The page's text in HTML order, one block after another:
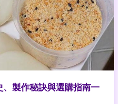
製作秘訣與選購指南一